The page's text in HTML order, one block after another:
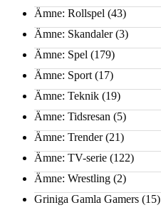
Ämne: Rollspel (43)
Ämne: Skandaler(3)
Ämne: Spel (179)
Ämne: Sport (17)
Ämne: Teknik (19)
Ämne: Tidsresan (5)
Ämne: Trender(21)
Ämne: TV-serie (122)
Ämne: Wrestling (2)
Griniga Gamla Gamers (15)